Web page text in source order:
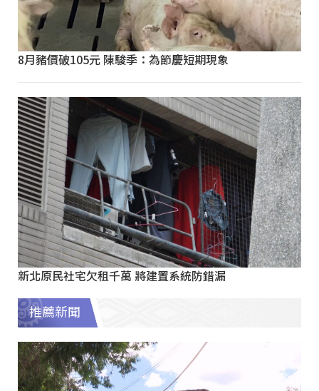
8月豬價破105元 陳駿季：為節慶短期現象
新北原民社宅欠租千萬 將建置系統防錯漏
推薦新聞